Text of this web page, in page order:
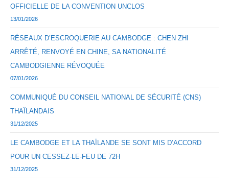
OFFICIELLE DE LA CONVENTION UNCLOS
13/01/2026
RÉSEAUX D’ESCROQUERIE AU CAMBODGE : CHEN ZHI
ARRÊTÉ, RENVOYÉ EN CHINE, SA NATIONALITÉ
CAMBODGIENNE RÉVOQUÉE
07/01/2026
COMMUNIQUÉ DU CONSEIL NATIONAL DE SÉCURITÉ (CNS)
THAÏLANDAIS
31/12/2025
LE CAMBODGE ET LA THAÏLANDE SE SONT MIS D’ACCORD
POUR UN CESSEZ-LE-FEU DE 72H
31/12/2025